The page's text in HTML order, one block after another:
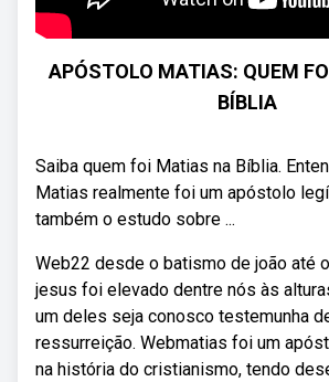
APÓSTOLO MATIAS: QUEM
BÍBLIA
Saiba quem foi Matias na Bíblia.
Matias realmente foi um apóstolo
também o estudo sobre ...
Web22 desde o batismo de joão até
jesus foi elevado dentre nós às
um deles seja conosco testemunha
ressurreição. Webmatias foi um
na história do cristianismo, tendo